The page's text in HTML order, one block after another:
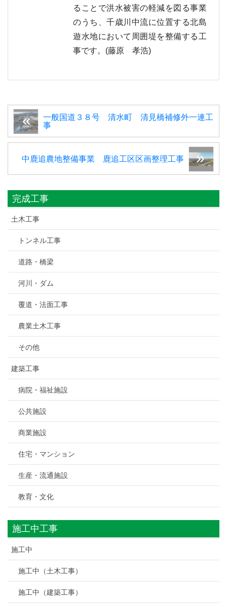
ることで洪水被害の軽減を図る事業
のうち、千歳川中流に位置する北島
遊水地において周囲堤を整備する工
事です。(藤原 孝浩)
一般国道３８号 清水町 清見橋補修外一連工
事
中鹿追農地整備事業 鹿追工区区画整理工事
完成工事
土木工事
トンネル工事
道路・橋梁
河川・ダム
覆道・法面工事
農業土木工事
その他
建築工事
病院・福祉施設
公共施設
商業施設
住宅・マンション
生産・流通施設
教育・文化
施工中工事
施工中
施工中（土木工事）
施工中（建築工事）